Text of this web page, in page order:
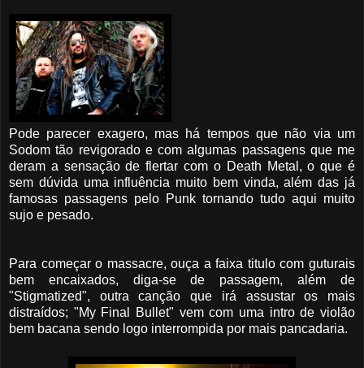
Pode parecer exagero, mas há tempos que não via um
Sodom tão revigorado e com algumas passagens que me
deram a sensação de flertar com o Death Metal, o que é
sem dúvida uma influência muito bem vinda, além das já
famosas passagens pelo Punk tornando tudo aqui muito
sujo e pesado.
Para começar o massacre, ouça a faixa titulo com guturais
bem encaixados, diga-se de passagem, além de
"Stigmatized", outra canção que irá assustar os mais
distraídos; "My Final Bullet" vem com uma intro de violão
bem bacana sendo logo interrompida por mais pancadaria.